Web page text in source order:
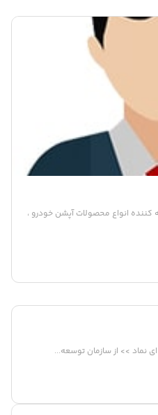
کننده انواع محصولات آپشن خودرو ،
نماد >> از سازمان توسعه...